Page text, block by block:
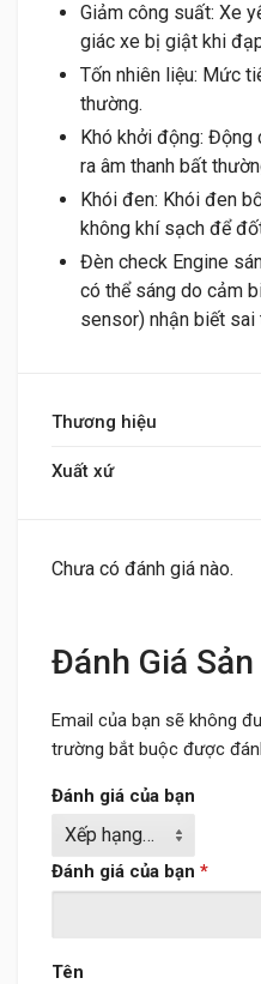
Giảm công suất: Xe
giác xe bị giật khi
Tốn nhiên liệu: Mức
thường.
Khó khởi động: Động
ra âm thanh bất
Khói đen: Khói đen
không khí sạch để
Đèn check Engine
có thể sáng do cảm
sensor) nhận biết
Thương hiệu
Xuất xứ
Chưa có đánh giá nào.
Đánh Giá
Email của bạn sẽ không
trường bắt buộc được
Đánh giá của bạn
Đánh giá của bạn *
Tên